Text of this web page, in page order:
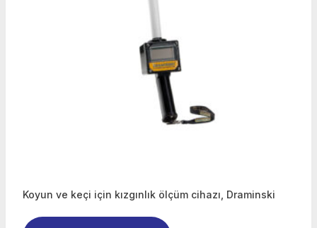
Koyun ve keçi için kızgınlık ölçüm cihazı, Draminski